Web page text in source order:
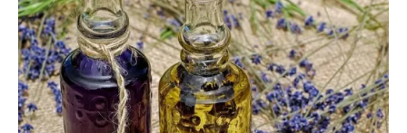
4
Insurtech – Innovationen und Technologien
im Versicherungsbereich